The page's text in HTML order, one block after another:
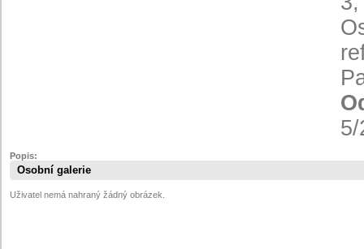
5/
Popis:
Osobní galerie
Uživatel nemá nahraný žádný obrázek.